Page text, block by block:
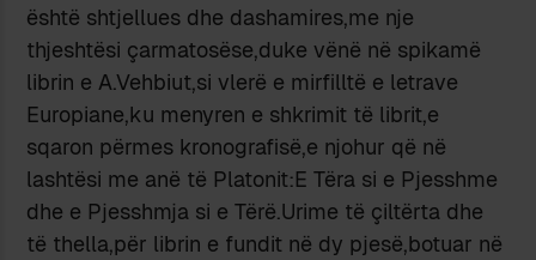
është shtjellues dhe dashamires,me nje
thjeshtësi çarmatosëse,duke vënë në spikamë
librin e A.Vehbiut,si vlerë e mirfilltë e letrave
Europiane,ku menyren e shkrimit të librit,e
sqaron përmes kronografisë,e njohur që në
lashtësi me anë të Platonit:E Tëra si e Pjesshme
dhe e Pjesshmja si e Tërë.Urime të çiltërta dhe
të thella,për librin e fundit në dy pjesë,botuar në